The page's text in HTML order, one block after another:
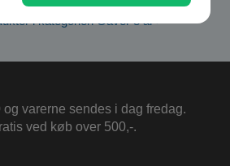
i kategorien Gaver 8 år+
varerne sendes i dag fredag.
ved køb over 500,-.